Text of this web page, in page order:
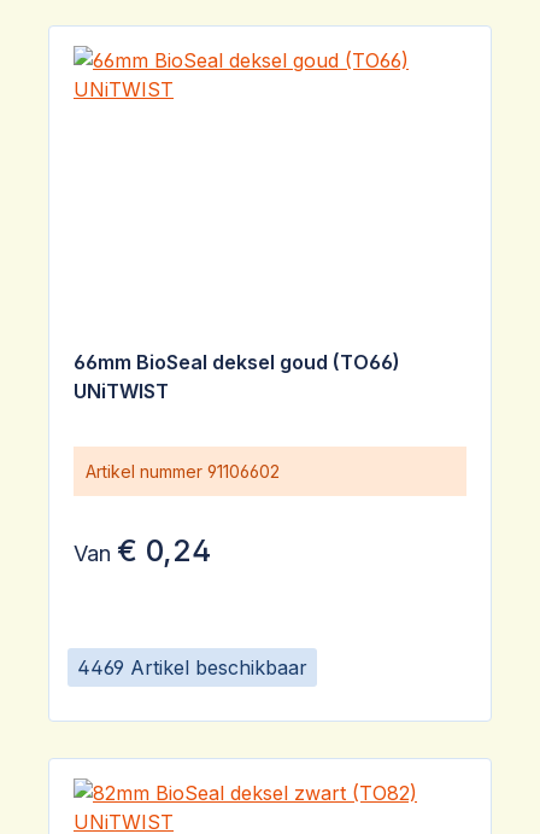
4469 Artikel beschikbaar
66mm BioSeal deksel goud (TO66)
UNiTWIST
Artikel nummer 91106602
Van € 0,24